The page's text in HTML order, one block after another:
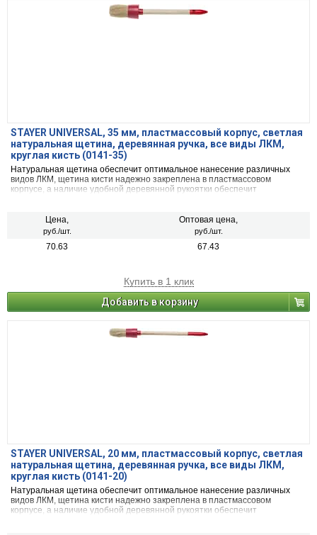
STAYER UNIVERSAL, 35 мм, пластмассовый корпус, светлая
натуральная щетина, деревянная ручка, все виды ЛКМ,
круглая кисть (0141-35)
Натуральная щетина обеспечит оптимальное нанесение различных
видов ЛКМ, щетина кисти надежно закреплена в пластмассовом
корпусе, а наличие удобной деревянной рукоятки обеспечит
Цена,
руб./шт.
Оптовая цена,
руб./шт.
70.63 67.43
Купить в 1 клик
Добавить в корзину
STAYER UNIVERSAL, 20 мм, пластмассовый корпус, светлая
натуральная щетина, деревянная ручка, все виды ЛКМ,
круглая кисть (0141-20)
Натуральная щетина обеспечит оптимальное нанесение различных
видов ЛКМ, щетина кисти надежно закреплена в пластмассовом
корпусе, а наличие удобной деревянной рукоятки обеспечит